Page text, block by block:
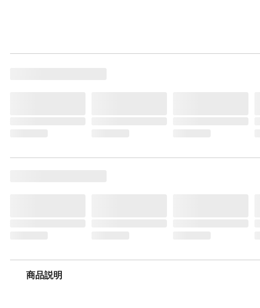
商品説明